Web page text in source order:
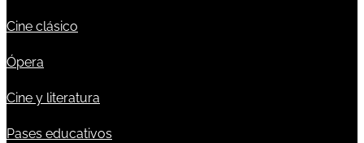
Cine clásico
Ópera
Cine y literatura
Pases educativos